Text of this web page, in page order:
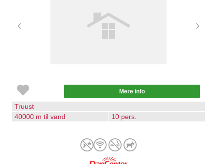
Mere info
Truust
40000 m til vand
10 pers.